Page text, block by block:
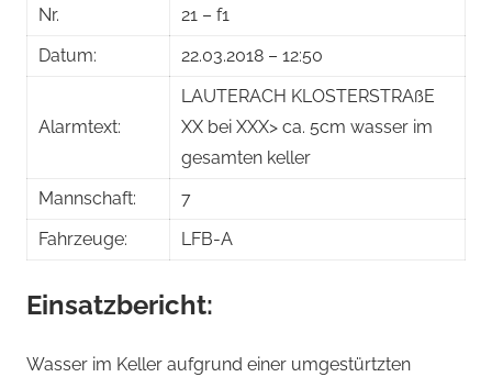
Nr.
21 – f1
Datum:
22.03.2018 – 12:50
Alarmtext:
LAUTERACH KLOSTERSTRAßE
XX bei XXX> ca. 5cm wasser im
gesamten keller
Mannschaft:
7
Fahrzeuge:
LFB-A
Einsatzbericht:
Wasser im Keller aufgrund einer umgestürtzten